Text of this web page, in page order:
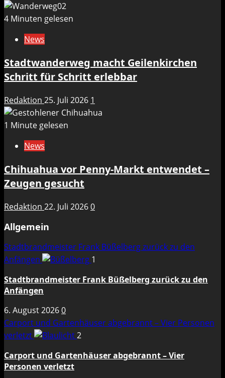
4 Minuten gelesen
News
Stadtwanderweg macht Geilenkirchen
Schritt für Schritt erlebbar
Redaktion 25. Juli 2026 1
1 Minute gelesen
News
Chihuahua vor Penny-Markt entwendet –
Zeugen gesucht
Redaktion 22. Juli 20260
Allgemein
Stadtbrandmeister Frank Büßelberg zurück zu den
Anfängen
1
Stadtbrandmeister Frank Büßelberg zurück zu den
Anfängen
6. August 20260
Carport und Gartenhäuser abgebrannt – Vier Personen
verletzt
2
Carport und Gartenhäuser abgebrannt – Vier
Personen verletzt